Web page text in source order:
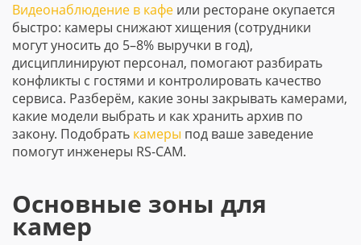
Видеонаблюдение в кафе или ресторане окупается
быстро: камеры снижают хищения (сотрудники
могут уносить до 5–8% выручки в год),
дисциплинируют персонал, помогают разбирать
конфликты с гостями и контролировать качество
сервиса. Разберём, какие зоны закрывать камерами,
какие модели выбрать и как хранить архив по
закону. Подобрать камеры под ваше заведение
помогут инженеры RS-CAM.
Основные зоны для
камер